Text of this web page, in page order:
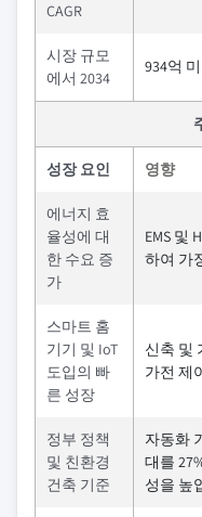
CAGR
시장 규모
에서 2034
934억
성장 요인 영향
에너지 효
율성에 대
한 수요 증
가
EMS 및
하여 가
스마트 홈
기기 및 IoT
도입의 빠
른 성장
신축 및
가전 제
정부 정책
및 친환경
건축 기준
자동화
대를
성을 높